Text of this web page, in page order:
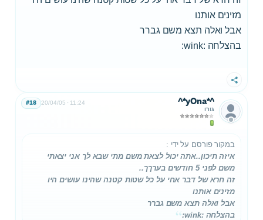
מזינים אותנו
אבל ואלה תצא משם גברר
בהצלחה :wink:
שתף
^*yOna*^
גורו
20/04/05 11:24
#18
במקור פורסם על ידי :
איזה תיכון..אתה יכול לצאת משם מתי שבא לך אני יצאתי
משם לפני 5 חודשים בערךך..
זה חרא של דבר אחי על כל שטות קטנה שהינו עושים היו
מזינים אותנו
אבל ואלה תצא משם גברר
בהצלחה :wink: